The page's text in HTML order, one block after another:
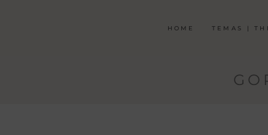
HOME TEMAS |